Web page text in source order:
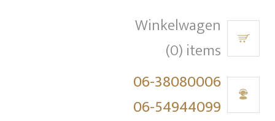
Winkelwagen
(0) items
06-38080006
06-54944099